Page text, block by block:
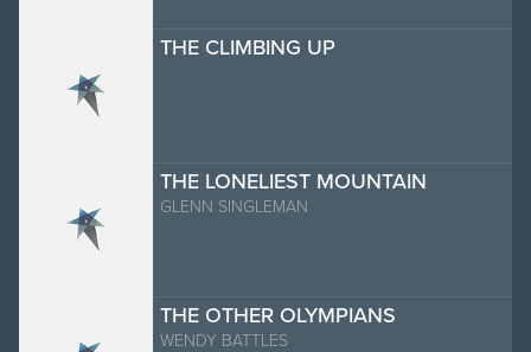
THE CLIMBING UP
THE LONELIEST MOUNTAIN
GLENN SINGLEMAN
THE OTHER OLYMPIANS
WENDY BATTLES